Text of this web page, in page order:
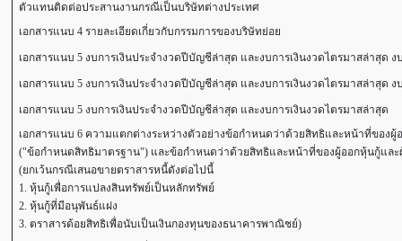
ตัวแทนติดต่อประสานงานกรณีเป็นบริษัทต่างประเทศ
เอกสารแนบ 4 รายละเอียดเกี่ยวกับกรรมการของบริษัทย่อย
เอกสารแนบ 5 งบการเงินประจำงวดปีบัญชีล่าสุด และงบการเงินงวดไตรมาสล่าสุด ง
เอกสารแนบ 5 งบการเงินประจำงวดปีบัญชีล่าสุด และงบการเงินงวดไตรมาสล่าสุด ง
เอกสารแนบ 5 งบการเงินประจำงวดปีบัญชีล่าสุด และงบการเงินงวดไตรมาสล่าสุด
เอกสารแนบ 6 ความแตกต่างระหว่างตัวอย่างข้อกำหนดว่าด้วยสิทธิและหน้าที่ของ
("ข้อกำหนดสิทธิมาตรฐาน") และข้อกำหนดว่าด้วยสิทธิและหน้าที่ของผู้ออกหุ้นกู้และ
(ยกเว้นกรณีเสนอขายตราสารหนี้ดังต่อไปนี้
1. หุ้นกู้เพื่อการแปลงสินทรัพย์เป็นหลักทรัพย์
2. หุ้นกู้ที่มีอนุพันธ์แฝง
3. ตราสารด้อยสิทธิเพื่อนับเป็นเงินกองทุนของธนาคารพาณิชย์)